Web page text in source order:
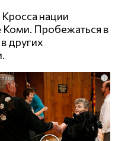
нации
Коми. Пробежаться в
других
i